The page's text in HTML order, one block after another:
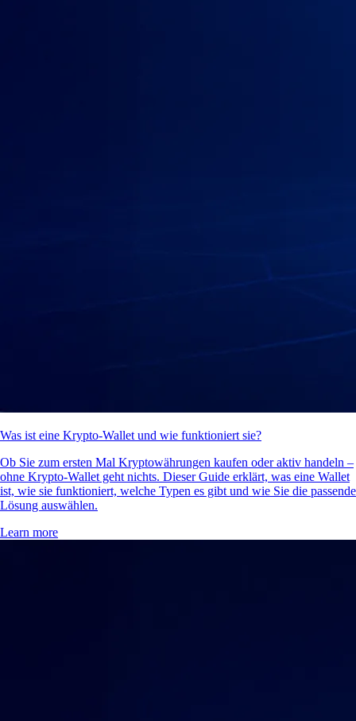
Was ist eine Krypto-Wallet und wie funktioniert sie?
Ob Sie zum ersten Mal Kryptowährungen kaufen oder aktiv handeln –
ohne Krypto-Wallet geht nichts. Dieser Guide erklärt, was eine Wallet
ist, wie sie funktioniert, welche Typen es gibt und wie Sie die passende
Lösung auswählen.
Learn more